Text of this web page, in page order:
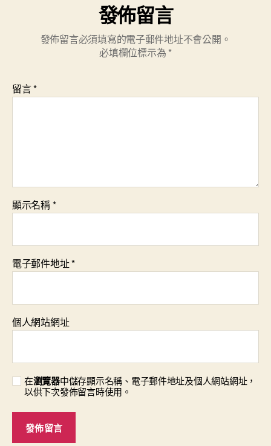
發佈留言
發佈留言必須填寫的電子郵件地址不會公開。
必填欄位標示為 *
留言*
顯示名稱*
電子郵件地址*
個人網站網址
在瀏覽器中儲存顯示名稱、電子郵件地址及個人網站網址，
以供下次發佈留言時使用。